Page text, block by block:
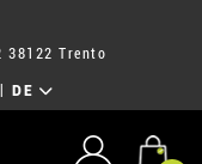
38122 Trento
DE